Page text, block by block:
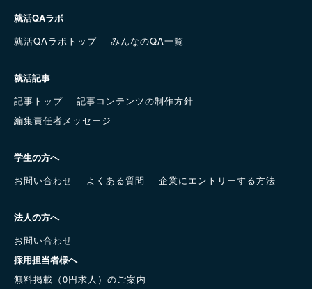
就活QAラボ
就活QAラボトップ
みんなのQA一覧
就活記事
記事トップ
記事コンテンツの制作方針
編集責任者メッセージ
学生の方へ
お問い合わせ
よくある質問 企業にエントリーする方法
法人の方へ
お問い合わせ
採用担当者様へ
無料掲載（0円求人）のご案内